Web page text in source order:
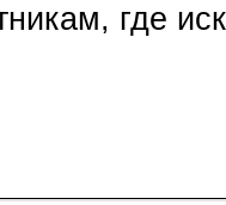
где